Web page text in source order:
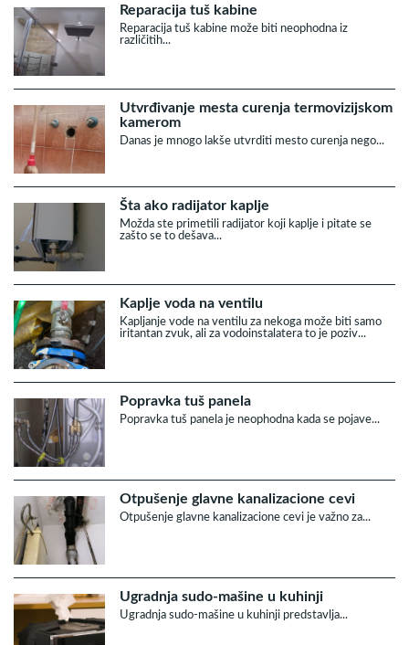
Reparacija tuš kabine
Reparacija tuš kabine može biti neophodna iz
različitih...
Utvrđivanje mesta curenja termovizijskom
kamerom
Danas je mnogo lakše utvrditi mesto curenja nego...
Šta ako radijator kaplje
Možda ste primetili radijator koji kaplje i pitate se
zašto se to dešava...
Kaplje voda na ventilu
Kapljanje vode na ventilu za nekoga može biti samo
iritantan zvuk, ali za vodoinstalatera to je poziv...
Popravka tuš panela
Popravka tuš panela je neophodna kada se pojave...
Otpušenje glavne kanalizacione cevi
Otpušenje glavne kanalizacione cevi je važno za...
Ugradnja sudo-mašine u kuhinji
Ugradnja sudo-mašine u kuhinji predstavlja...